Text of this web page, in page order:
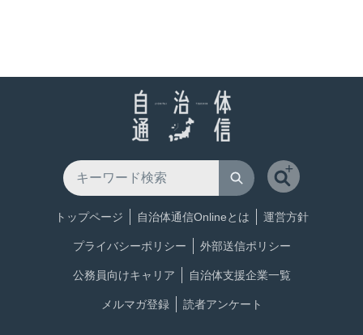
トップページ 自治体通信Onlineとは 運営方針
プライバシーポリシー 外部送信ポリシー
公務員向けキャリア 自治体支援企業一覧
メルマガ登録 読者アンケート